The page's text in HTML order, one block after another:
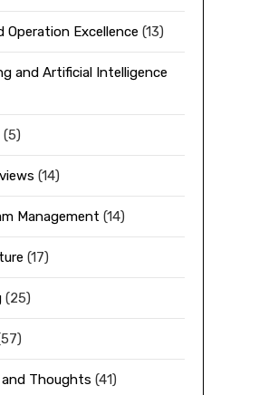
Excellence (13)
and Artificial Intelligence
(5)
(14)
Management (14)
(17)
(25)
Thoughts (41)